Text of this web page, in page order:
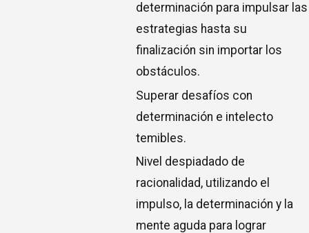
determinación para impulsar las
estrategias hasta su
finalización sin importar los
obstáculos.
Superar desafíos con
determinación e intelecto
temibles.
Nivel despiadado de
racionalidad, utilizando el
impulso, la determinación y la
mente aguda para lograr